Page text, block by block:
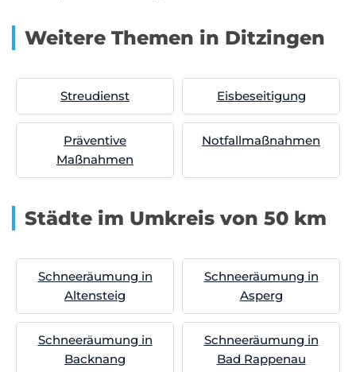
Weitere Themen in Ditzingen
Streudienst Eisbeseitigung
Präventive
Maßnahmen
Notfallmaßnahmen
Städte im Umkreis von 50 km
Schneeräumung in
Altensteig
Schneeräumung in
Asperg
Schneeräumung in
Backnang
Schneeräumung in
Bad Rappenau